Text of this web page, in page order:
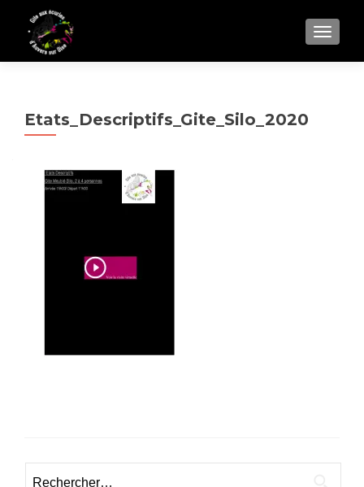
Etats_Descriptifs_Gite_Silo_2020